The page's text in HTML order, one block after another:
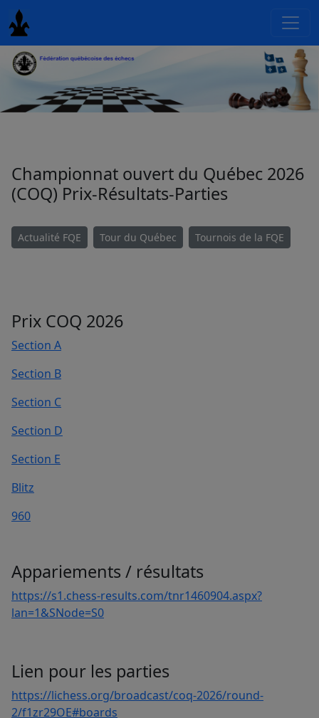
Championnat ouvert du Québec 2026
(COQ) Prix-Résultats-Parties
Actualité FQE Tour du Québec Tournois de la FQE
Prix COQ 2026
Section A
Section B
Section C
Section D
Section E
Blitz
960
Appariements / résultats
https://s1.chess-results.com/tnr1460904.aspx?
lan=1&SNode=S0
Lien pour les parties
https://lichess.org/broadcast/coq-2026/round-
2/f1zr29OE#boards